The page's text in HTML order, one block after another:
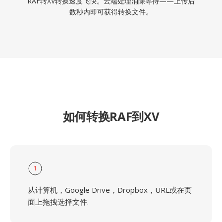
数秒内即可获得转换文件。
如何转换RAF到XV
1
从计算机，Google Drive，Dropbox，URL或在页
面上拖拽选择文件.